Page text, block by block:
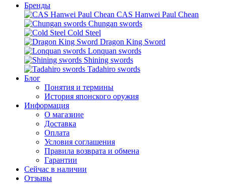
Бренды
CAS Hanwei Paul Chean
Chungan swords
Cold Steel
Dragon King Sword
Lonquan swords
Shining swords
Tadahiro swords
Блог
Понятия и термины
История японского оружия
Информация
О магазине
Доставка
Оплата
Условия соглашения
Правила возврата и обмена
Гарантии
Сейчас в наличии
Отзывы